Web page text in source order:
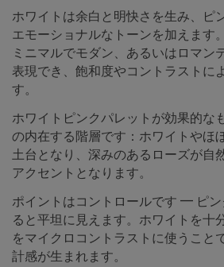
ホワイトは余白と明快さを生み、ピ
エモーショナルなトーンを加えます
ミニマルでモダン、あるいはロマン
表現でき、飽和度やコントラストに
す。
ホワイトピンクパレットが効果的な
の内在する階層です：ホワイトやほ
土台となり、深みのあるローズが自
アクセントとなります。
ポイントはコントロールです ― ピ
ると平坦に見えます。ホワイトを十
をマイクロコントラストに使うこと
計感が生まれます。